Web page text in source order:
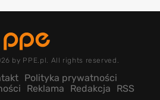
by PPE.pl. All rights reserved.
Polityka prywatności
Reklama Redakcja RSS